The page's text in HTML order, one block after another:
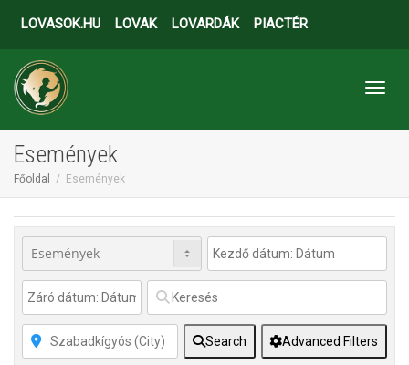
LOVASOK.HU LOVAK LOVARDÁK PIACTÉR
Események
Főoldal Események
Search Advanced Filters